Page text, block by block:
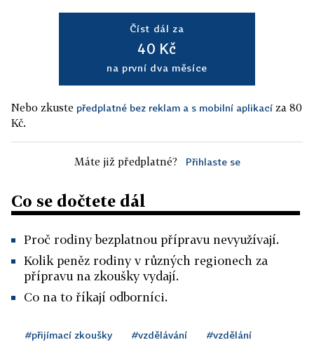
Číst dál za
40 Kč
na první dva měsíce
Nebo zkuste předplatné bez reklam a s mobilní aplikací za 80
Kč.
Máte již předplatné? Přihlaste se
Co se dočtete dál
Proč rodiny bezplatnou přípravu nevyužívají.
Kolik peněz rodiny v různých regionech za
přípravu na zkoušky vydají.
Co na to říkají odborníci.
#přijímací zkoušky #vzdělávání #vzdělání